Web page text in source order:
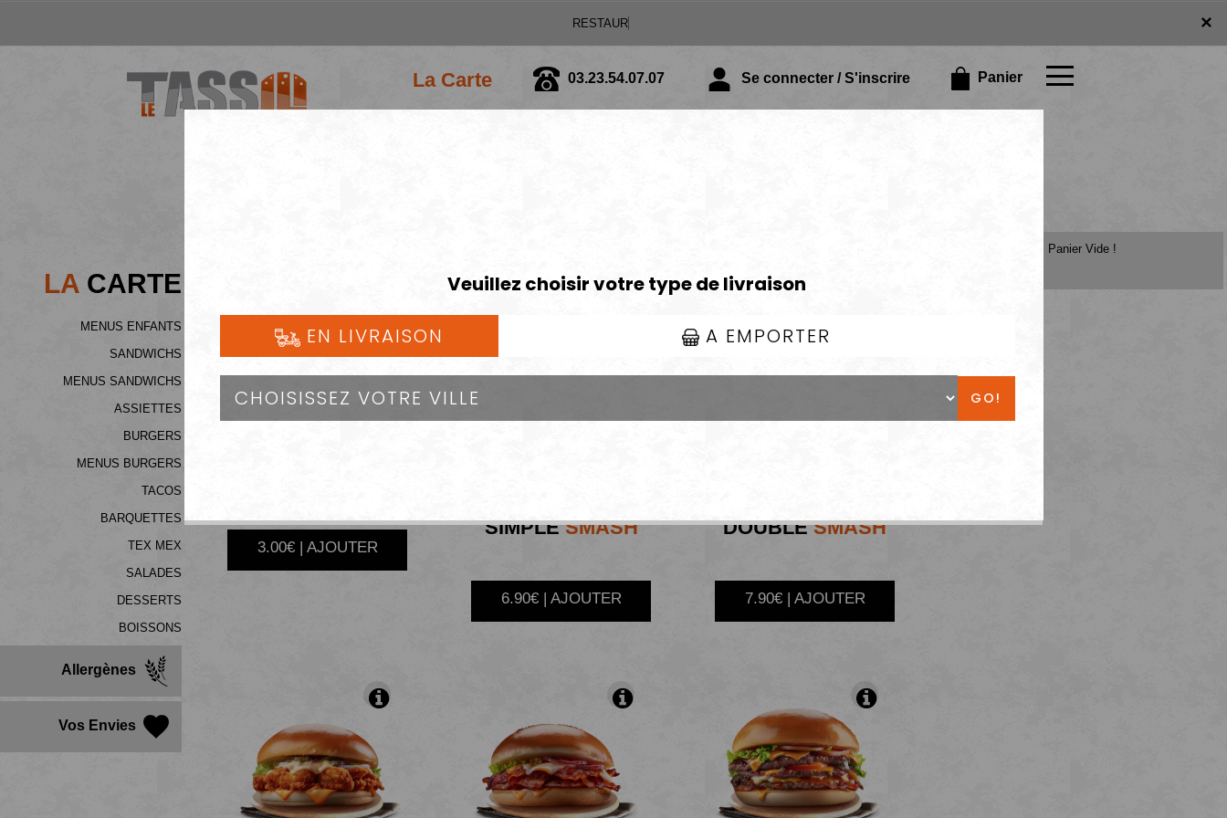
×
La Carte 03.23.54.07.07 Se connecter / S'inscrire Panier
×
LA CARTE
MENUS ENFANTS
SANDWICHS
MENUS SANDWICHS
ASSIETTES
BURGERS
MENUS BURGERS
TACOS
BARQUETTES
TEX MEX
SALADES
DESSERTS
BOISSONS
Allergènes
Vos Envies
3.00€ | AJOUTER
SIMPLESMASH
6.90€ | AJOUTER
DOUBLESMASH
7.90€ | AJOUTER
Panier Vide !